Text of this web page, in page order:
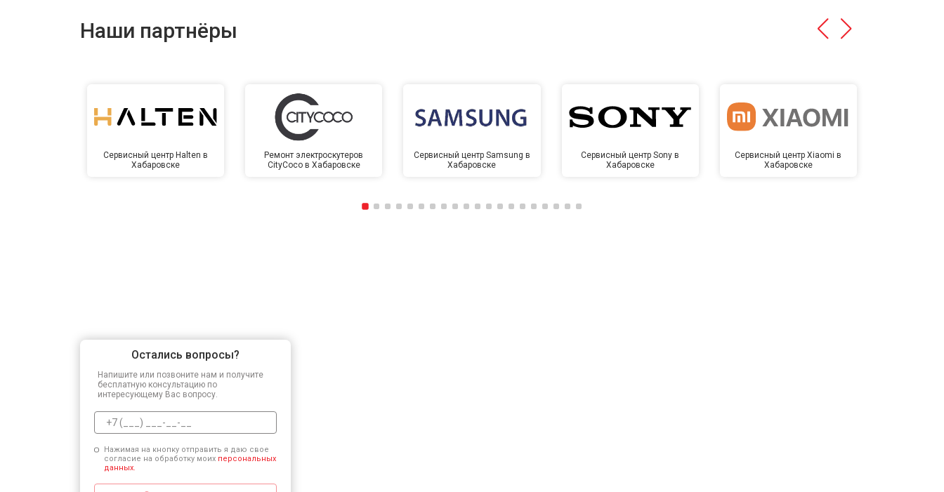
Наши партнёры
Сервисный центр Halten в
Хабаровске
Ремонт электроскутеров
CityCoco в Хабаровске
Сервисный центр Samsung в
Хабаровске
Сервисный центр Sony в
Хабаровске
Сервисный центр Xiaomi в
Хабаровске
Остались вопросы?
Напишите или позвоните нам и получите
бесплатную консультацию по
интересующему Вас вопросу.
Нажимая на кнопку отправить я даю свое
согласие на обработку моих персональных
данных.